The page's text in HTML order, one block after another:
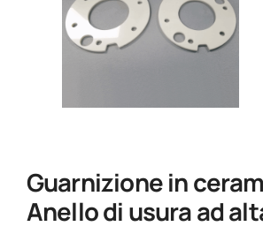
Guarnizione in
Anello di usura ad